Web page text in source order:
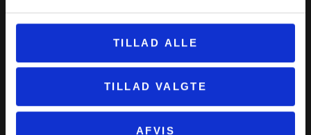
TILLAD ALLE
TILLAD VALGTE
AFVIS
Kom med og få en levende fortælling om byen Ringsted
står på Torvet, har en stor ære i, at byen blev til noget.
Hør om, hvad han udrettede […]
Banko i Tingstedet – med tema om
Anden Verdenskrig